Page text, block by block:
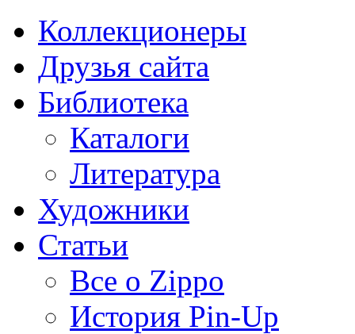
Коллекционеры
Друзья сайта
Библиотека
Каталоги
Литература
Художники
Статьи
Все о Zippo
История Pin-Up